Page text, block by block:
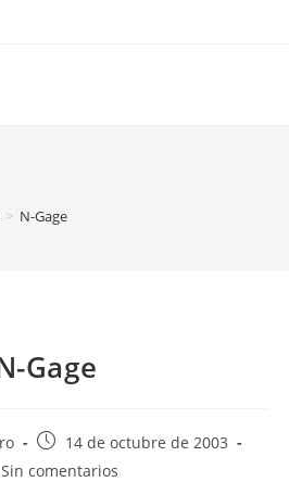
> N-Gage
Gage
Publicación
de
14 de octubre de 2003
Sin comentarios